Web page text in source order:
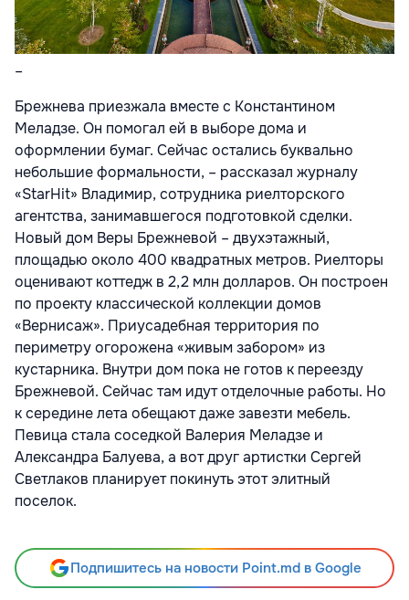
–
Брежнева приезжала вместе с Константином
Меладзе. Он помогал ей в выборе дома и
оформлении бумаг. Сейчас остались буквально
небольшие формальности, – рассказал журналу
«StarHit» Владимир, сотрудника риелторского
агентства, занимавшегося подготовкой сделки.
Новый дом Веры Брежневой – двухэтажный,
площадью около 400 квадратных метров. Риелторы
оценивают коттедж в 2,2 млн долларов. Он построен
по проекту классической коллекции домов
«Вернисаж». Приусадебная территория по
периметру огорожена «живым забором» из
кустарника. Внутри дом пока не готов к переезду
Брежневой. Сейчас там идут отделочные работы. Но
к середине лета обещают даже завезти мебель.
Певица стала соседкой Валерия Меладзе и
Александра Балуева, а вот друг артистки Сергей
Светлаков планирует покинуть этот элитный
поселок.
Подпишитесь на новости Point.md в Google